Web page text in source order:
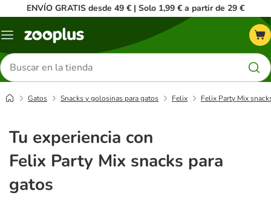
ENVÍO GRATIS desde 49 € | Solo 1,99 € a partir de 29 €
Menú
Buscar
productos
Gatos Snacks y golosinas para gatos Felix Felix Party Mix
Tu experiencia con
Felix Party Mix snacks para
gatos